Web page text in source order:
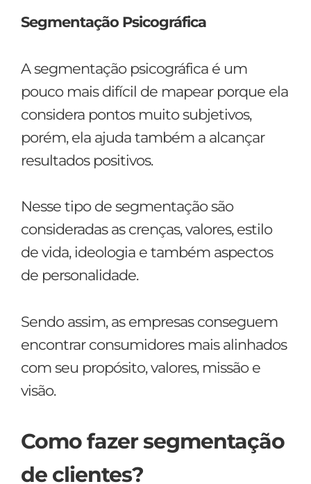
Segmentação Psicográfica
A segmentação psicográfica é um
pouco mais difícil de mapear porque ela
considera pontos muito subjetivos,
porém, ela ajuda também a alcançar
resultados positivos.
Nesse tipo de segmentação são
consideradas as crenças, valores, estilo
de vida, ideologia e também aspectos
de personalidade.
Sendo assim, as empresas conseguem
encontrar consumidores mais alinhados
com seu propósito, valores, missão e
visão.
Como fazer segmentação
de clientes?